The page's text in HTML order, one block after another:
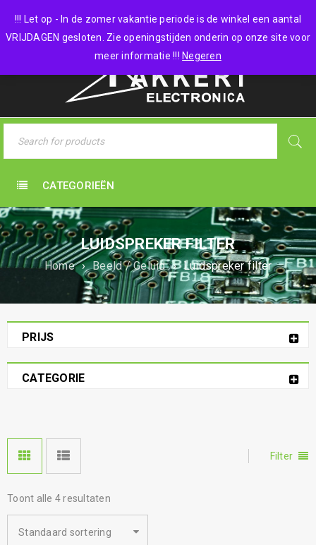
!!! Let op - In de zomer vakantie periode is de winkel een aantal
VRIJDAGEN gesloten. Zie openingstijden onderin op onze site voor
meer informatie !!! Negeren
0 items - €0,00
CATEGORIEËN
LUIDSPREKER FILTER
Home › Beeld / Geluid › Luidspreker filter
PRIJS
CATEGORIE
Filter
Toont alle 4 resultaten
Standaard sortering